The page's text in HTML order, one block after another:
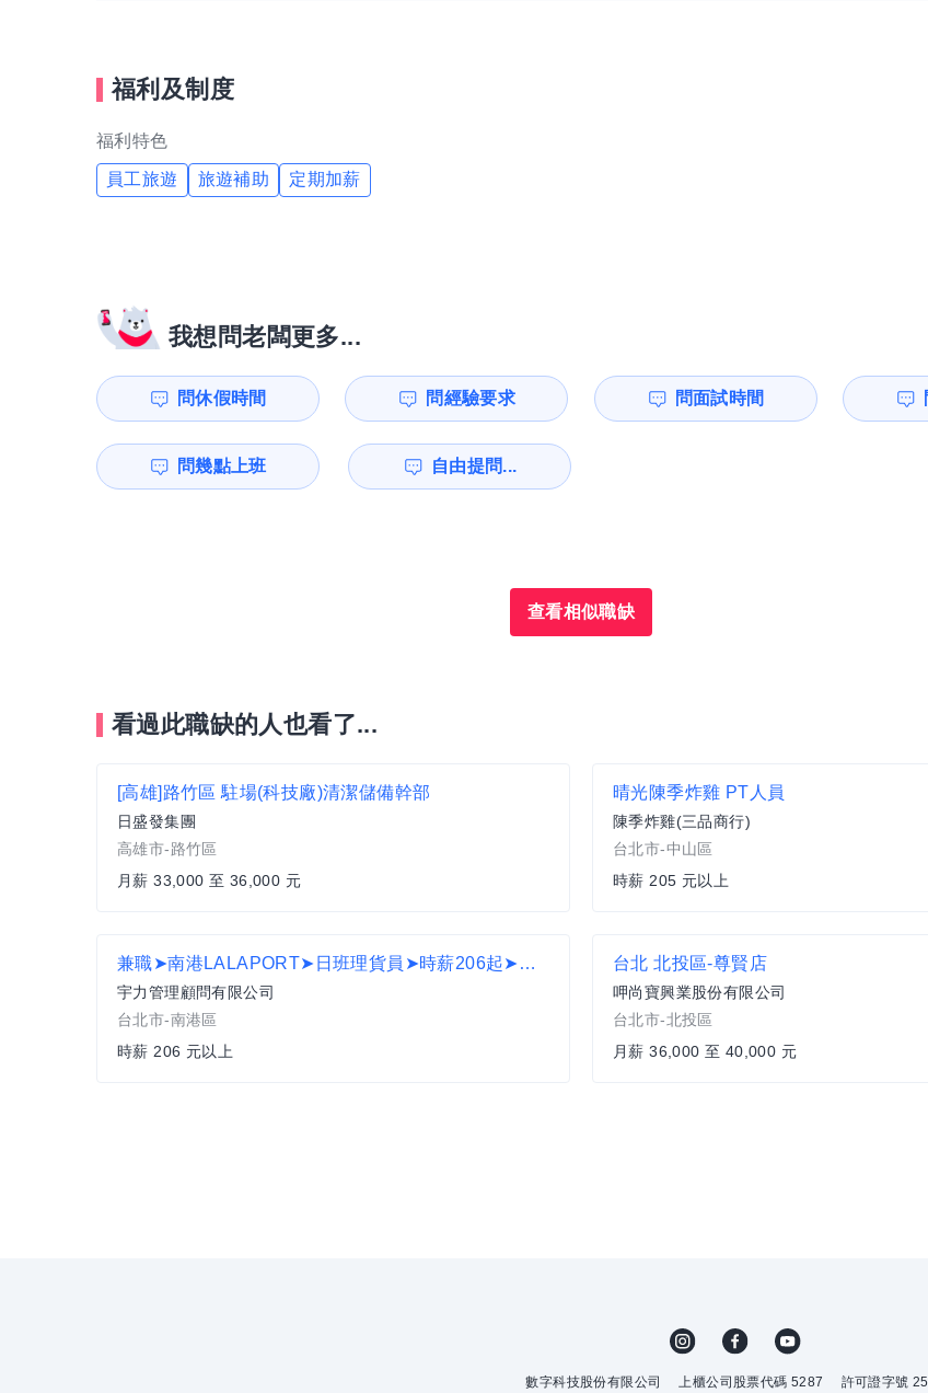
福利及制度
福利特色
員工旅遊 旅遊補助 定期加薪
我想問老闆更多...
問休假時間 問經驗要求 問面試時間
問幾點上班 自由提問...
查看相似職缺
看過此職缺的人也看了...
[高雄]路竹區 駐場(科技廠)清潔儲備幹部
日盛發集團
高雄市-路竹區
月薪 33,000 至 36,000 元
晴光陳季炸雞 PT人員
陳季炸雞(三品商行)
台北市-中山區
時薪 205 元以上
兼職➤南港LALAPORT➤日班理貨員➤時薪206起➤週休二日➤可日領T8
宇力管理顧問有限公司
台北市-南港區
時薪 206 元以上
台北 北投區-尊賢店
呷尚寶興業股份有限公司
台北市-北投區
月薪 36,000 至 40,000 元
數字科技股份有限公司
上櫃公司股票代碼 5287 許可證字號